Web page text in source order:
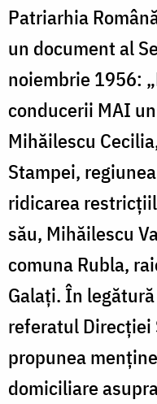
Patriarhia
un document al
noiembrie 1956:
conducerii MAI
Mihăilescu
Stampei,
ridicarea
său, Mihăilescu
comuna Rubla,
Galați. În
referatul Direcției
propunea
domiciliare